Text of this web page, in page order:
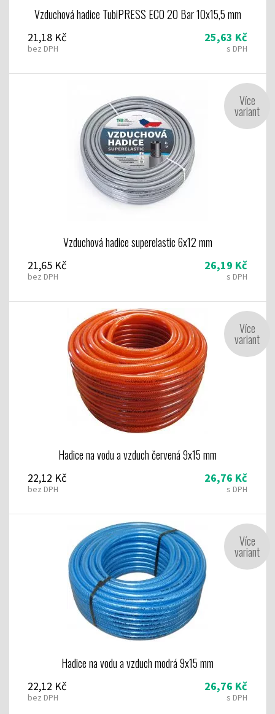
Vzduchová hadice TubiPRESS ECO 20 Bar 10x15,5 mm
21,18 Kč
bez DPH
25,63 Kč
s DPH
Vzduchová hadice superelastic 6x12 mm
21,65 Kč
bez DPH
26,19 Kč
s DPH
Více
variant
Hadice na vodu a vzduch červená 9x15 mm
22,12 Kč
bez DPH
26,76 Kč
s DPH
Více
variant
Hadice na vodu a vzduch modrá 9x15 mm
22,12 Kč
bez DPH
26,76 Kč
s DPH
Více
variant